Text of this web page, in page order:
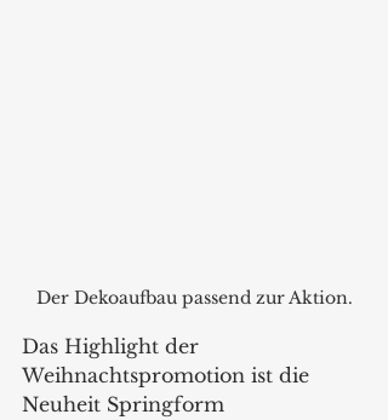
Der Dekoaufbau passend zur Aktion.
Das Highlight der
Weihnachtspromotion ist die
Neuheit Springform